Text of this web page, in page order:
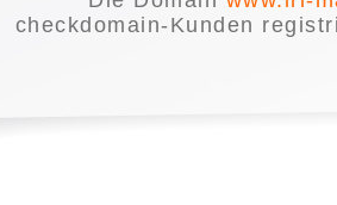
checkdomain-Kunden